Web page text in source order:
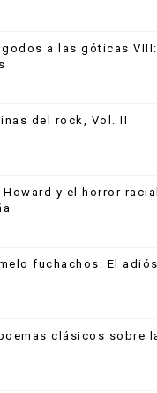
a las góticas
del rock, Vol. II
Howard y el horror
fuchachos: El adiós
clásicos sobre